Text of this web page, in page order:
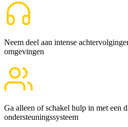
Neem deel aan intense
omgevingen
Ga alleen of schakel hulp in met een
ondersteuningssysteem